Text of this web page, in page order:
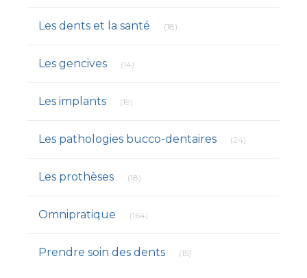
Les dents et la santé (18)
Les gencives (14)
Les implants (19)
Les pathologies bucco-dentaires (24)
Les prothèses (18)
Omnipratique (164)
Prendre soin des dents (15)